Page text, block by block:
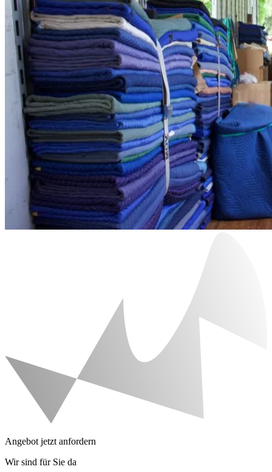
Angebot jetzt anfordern
Wir sind für Sie da